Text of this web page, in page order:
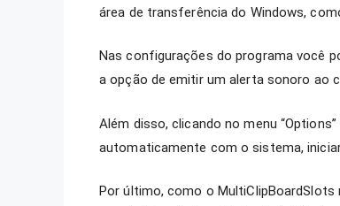
área de transferência do Windows,
Nas configurações do programa você
a opção de emitir um alerta sonoro ao
Além disso, clicando no menu
automaticamente com o sistema,
Por último, como o